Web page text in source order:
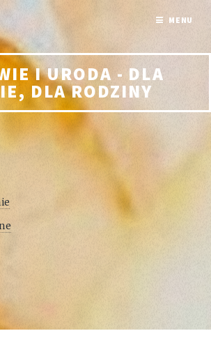
I URODA - DLA
DLA RODZINY
MENU